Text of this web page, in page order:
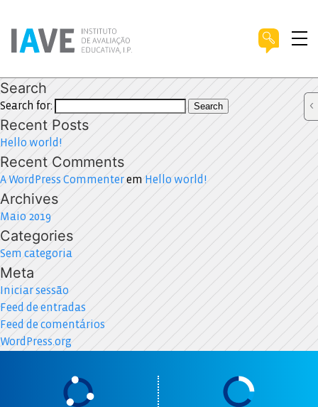
Search
Search for: Search
Recent Posts
Hello world!
Recent Comments
A WordPress Commenterem Hello world!
Archives
Maio 2019
Categories
Sem categoria
Meta
Iniciar sessão
Feed de entradas
Feed de comentários
WordPress.org